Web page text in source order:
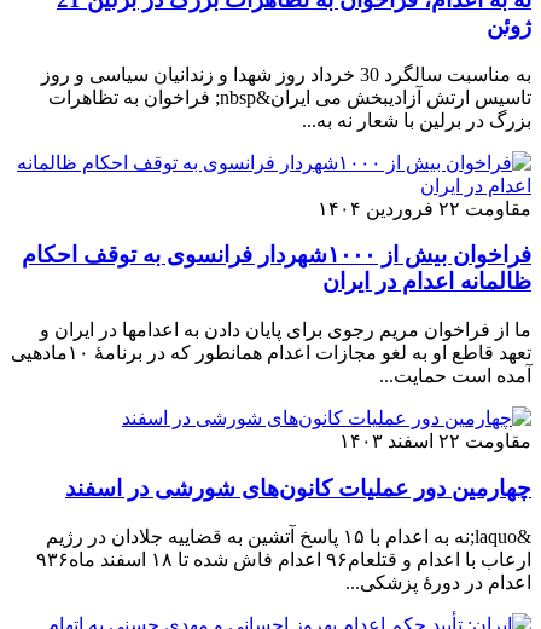
ژوئن
به مناسبت سالگرد 30 خرداد روز شهدا و زندانیان سیاسی و روز
تاسیس ارتش آزادیبخش می ایران&nbsp; فراخوان به تظاهرات
بزرگ در برلین با شعار نه به...
مقاومت ۲۲ فروردین ۱۴۰۴
فراخوان بیش از ۱۰۰۰شهردار فرانسوی به توقف احکام
ظالمانه اعدام در ایران
ما از فراخوان مریم رجوی برای پایان دادن به اعدامها در ایران و
تعهد قاطع او به لغو مجازات اعدام همانطور که در برنامهٔ ۱۰مادهیی
آمده است حمایت...
مقاومت ۲۲ اسفند ۱۴۰۳
چهارمین دور عملیات کانون‌های شورشی در اسفند
&laquo;نه به اعدام با ۱۵ پاسخ آتشین به قضاییه جلادان در رژیم
ارعاب با اعدام و قتلعام۹۶ اعدام فاش شده تا ۱۸ اسفند ماه۹۳۶
اعدام در دورهٔ پزشکی...